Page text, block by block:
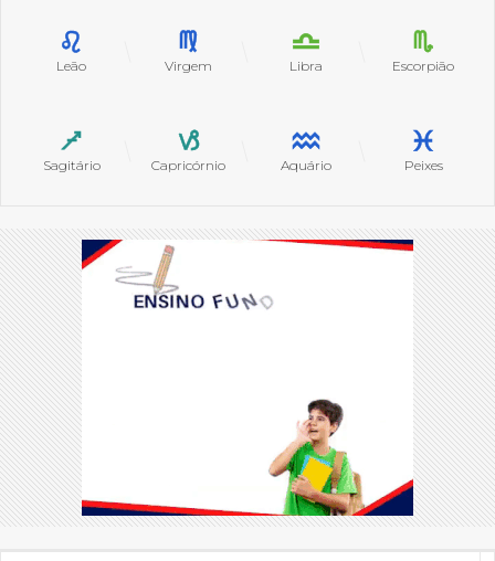
Leão Virgem Libra Escorpião
Sagitário Capricórnio Aquário Peixes